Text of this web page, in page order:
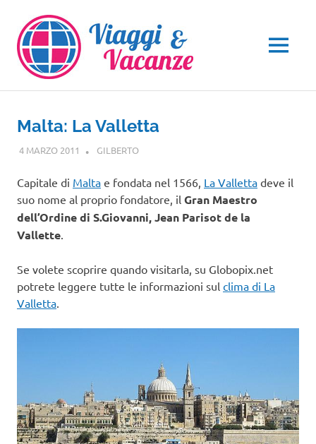
contenuto
MENU
Malta: La Valletta
4 MARZO 2011 GILBERTOEUROPA
Capitale di Malta e fondata nel 1566, La Valletta deve il
suo nome al proprio fondatore, il Gran Maestro
dell’Ordine di S.Giovanni, Jean Parisot de la
Vallette.
Se volete scoprire quando visitarla, su Globopix.net
potrete leggere tutte le informazioni sul clima di La
Valletta.